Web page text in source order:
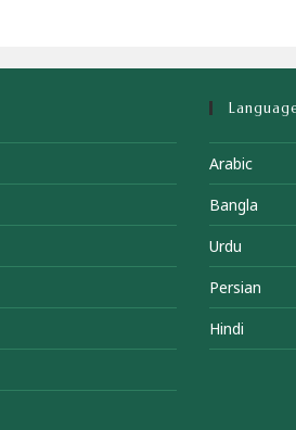
Arabic
Bangla
Urdu
Persian
Hindi